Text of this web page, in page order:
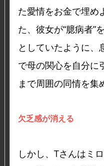
た愛情をお金で埋め
た、彼女が“臆病者”
としていたように、
で母の関心を自分に
まで周囲の同情を集
欠乏感が消える
しかし、Tさんはミ